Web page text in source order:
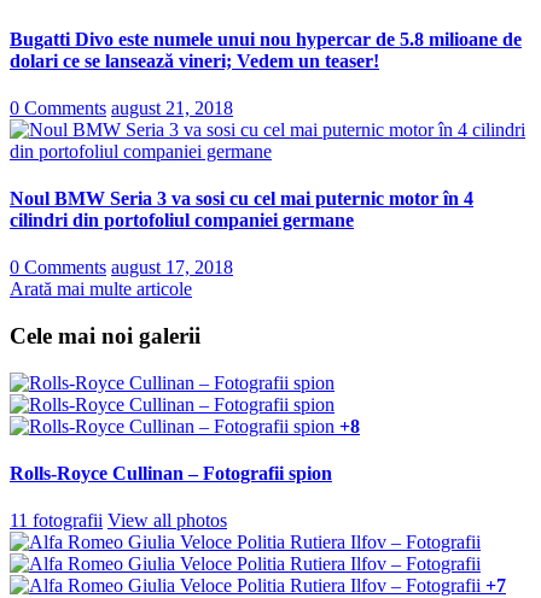
Bugatti Divo este numele unui nou hypercar de 5.8 milioane de
dolari ce se lansează vineri; Vedem un teaser!
0 Comments august 21, 2018
Noul BMW Seria 3 va sosi cu cel mai puternic motor în 4
cilindri din portofoliul companiei germane
0 Comments august 17, 2018
Arată mai multe articole
Cele mai noi galerii
+8
Rolls-Royce Cullinan – Fotografii spion
11 fotografii View all photos
+7